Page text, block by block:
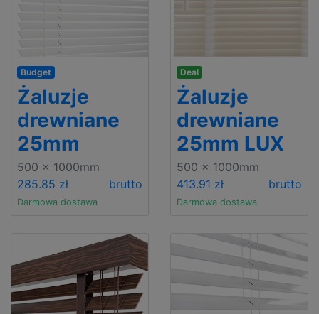
Budget
Żaluzje
drewniane
25mm
500 x 1000mm
285.85 zł
brutto
Darmowa dostawa
Deal
Żaluzje
drewniane
25mm LUX
500 x 1000mm
413.91 zł
brutto
Darmowa dostawa